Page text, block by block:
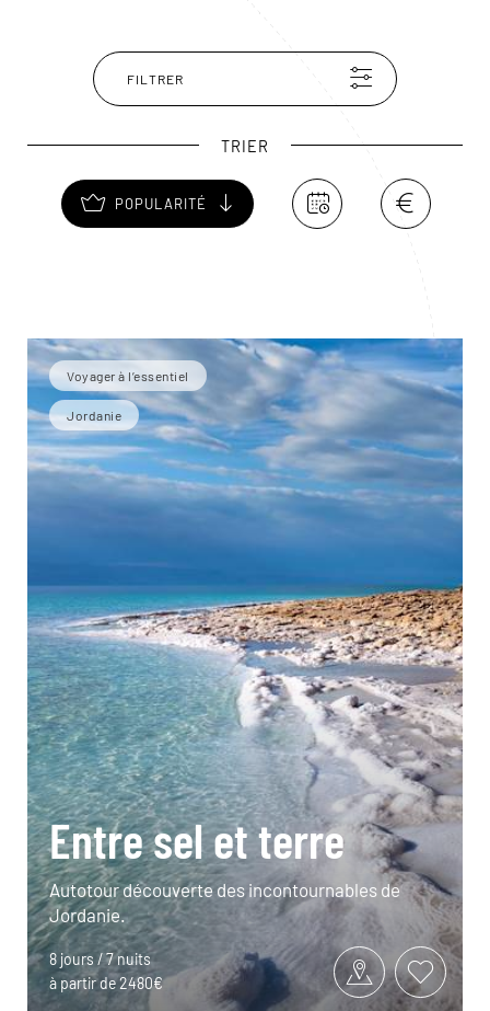
FILTRER
TRIER
POPULARITÉ
Voyager à l’essentiel
Jordanie
Entre sel et terre
Autotour découverte des incontournables de
Jordanie.
8 jours / 7 nuits
à partir de 2480€